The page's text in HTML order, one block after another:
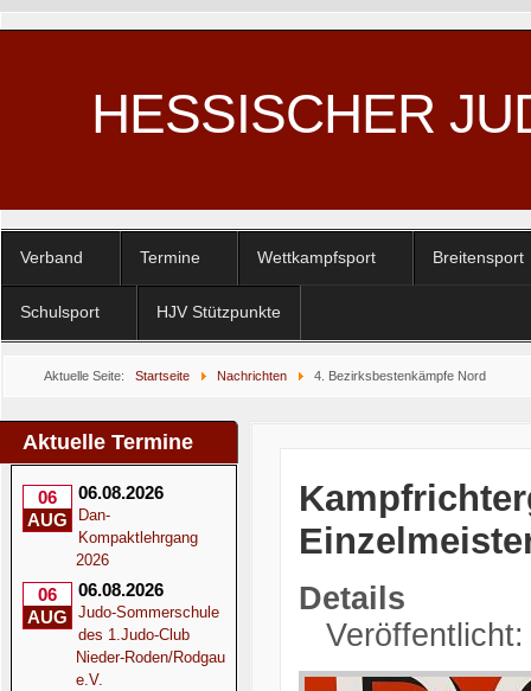
HESSISCHER
Verband Termine Wettkampfsport Breitensport
Schulsport HJV Stützpunkte
Aktuelle Seite: Startseite Nachrichten 4. Bezirksbestenkämpfe Nord
Aktuelle Termine
06
AUG
06.08.2026
Dan-
Kompaktlehrgang
2026
06
AUG
06.08.2026
Judo-Sommerschule
des 1.Judo-Club
Nieder-Roden/Rodgau
e.V.
Details